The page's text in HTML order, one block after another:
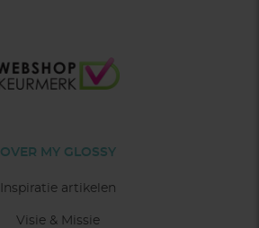
OVER MY GLOSSY
Inspiratie artikelen
Visie & Missie